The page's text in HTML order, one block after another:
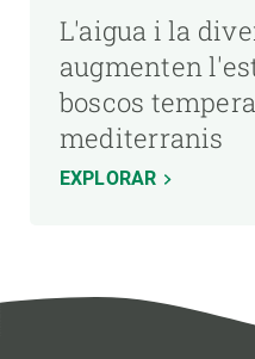
L'aigua i la
augmenten
boscos
mediterranis
EXPLORAR